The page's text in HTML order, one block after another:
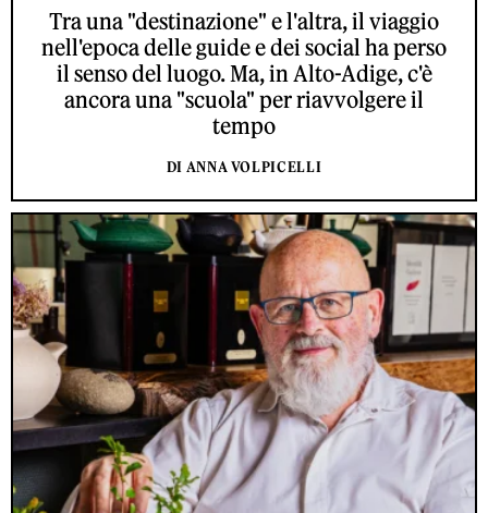
Tra una "destinazione" e l'altra, il viaggio
nell'epoca delle guide e dei social ha perso
il senso del luogo. Ma, in Alto-Adige, c'è
ancora una "scuola" per riavvolgere il
tempo
DI ANNA VOLPICELLI